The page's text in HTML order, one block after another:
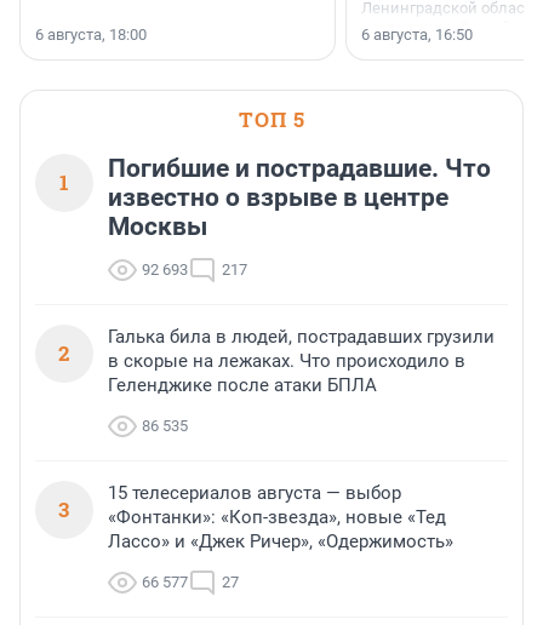
6 августа, 18:00
Ленинградской области
номинации «Самый
застройщик
области».
6 августа, 16:50
ТОП 5
1
Погибшие и пострадавшие. Что
известно о взрыве в центре
Москвы
92 693 217
2
Галька била в людей, пострадавших грузили
в скорые на лежаках. Что происходило в
Геленджике после атаки БПЛА
86 535
3
15 телесериалов августа — выбор
«Фонтанки»: «Коп-звезда», новые «Тед
Лассо» и «Джек Ричер», «Одержимость»
66 577 27